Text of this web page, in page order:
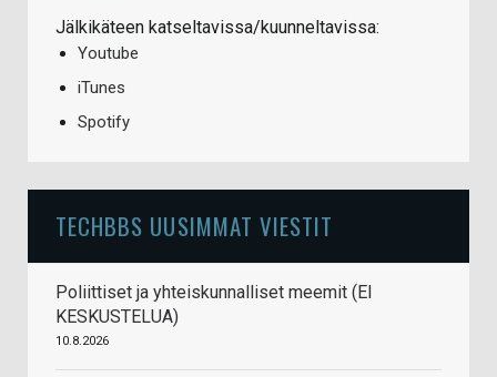
Jälkikäteen katseltavissa/kuunneltavissa:
Youtube
iTunes
Spotify
TECHBBS UUSIMMAT VIESTIT
Poliittiset ja yhteiskunnalliset meemit (EI
KESKUSTELUA)
10.8.2026